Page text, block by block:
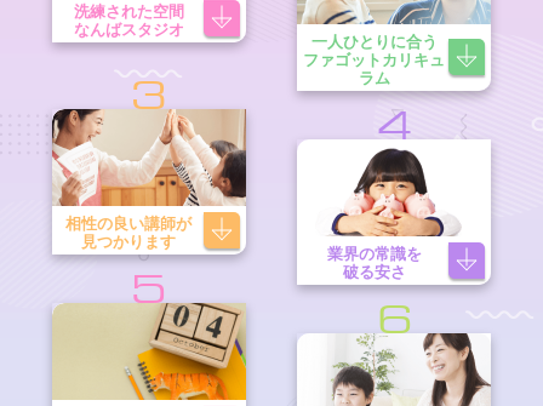
洗練された空間
なんばスタジオ
一人ひとりに合う
ファゴットカリキュ
ラム
3
相性の良い講師が
見つかります
4
業界の常識を
破る安さ
5
6